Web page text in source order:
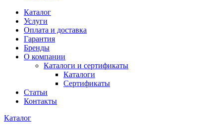
Каталог
Услуги
Оплата и доставка
Гарантия
Бренды
О компании
Каталоги и сертификаты
Каталоги
Сертификаты
Статьи
Контакты
Каталог